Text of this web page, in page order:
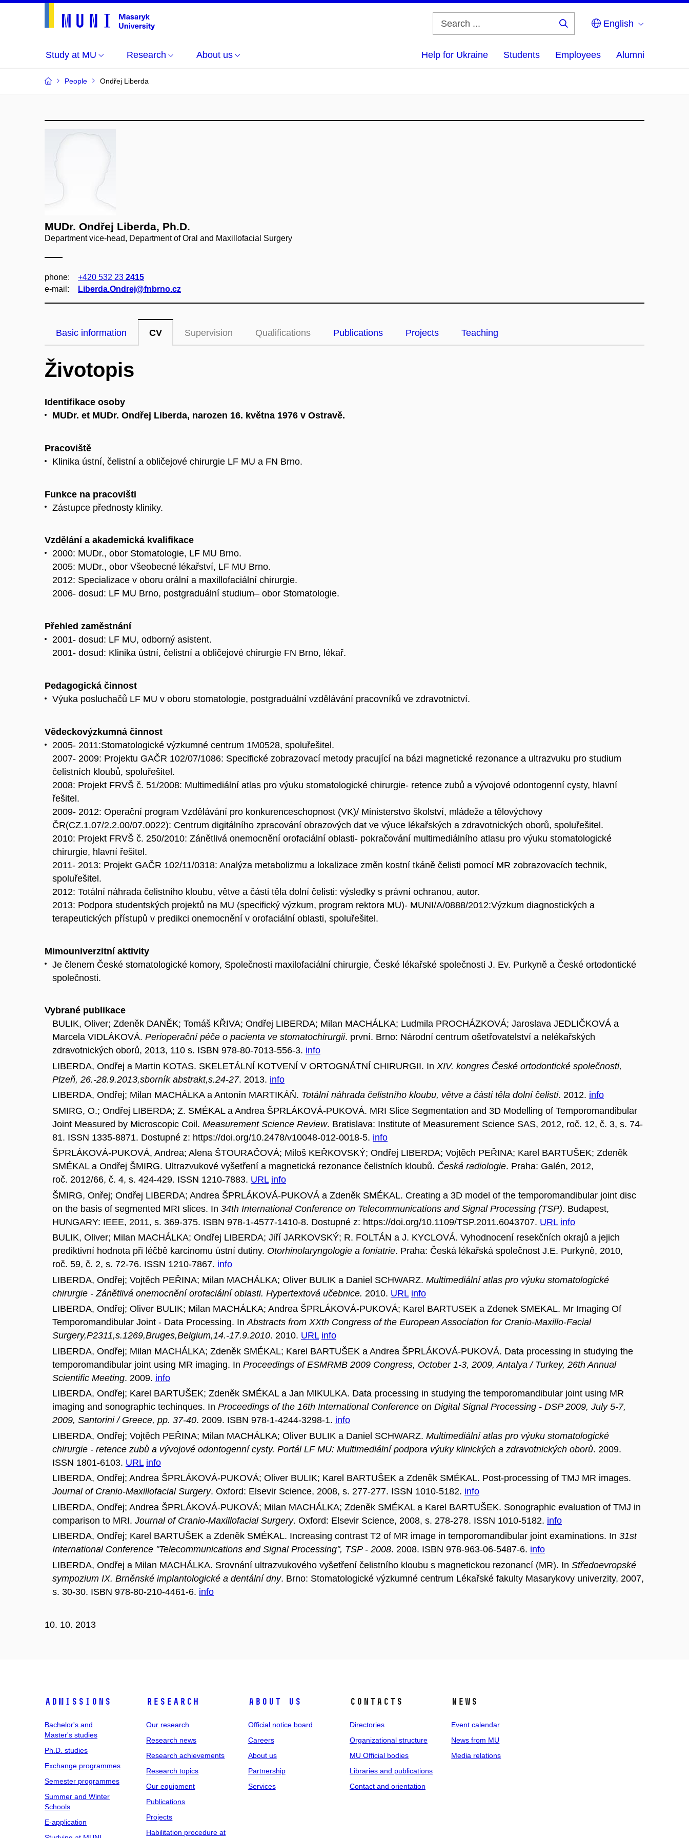
English
Study at MU Research About us Help for Ukraine Students Employees Alumni
People Ondřej Liberda
MUDr. Ondřej Liberda, Ph.D.
Department vice-head, Department of Oral and Maxillofacial Surgery
phone: +420 532 23 2415
e‑mail:
Liberda.Ondrej@fnbrno.cz
Basic information CV Supervision Qualifications Publications Projects Teaching
Životopis
Identifikace osoby
MUDr. et MUDr. Ondřej Liberda, narozen 16. května 1976 v Ostravě.
Pracoviště
Klinika ústní, čelistní a obličejové chirurgie LF MU a FN Brno.
Funkce na pracovišti
Zástupce přednosty kliniky.
Vzdělání a akademická kvalifikace
2000: MUDr., obor Stomatologie, LF MU Brno.
2005: MUDr., obor Všeobecné lékařství, LF MU Brno.
2012: Specializace v oboru orální a maxillofaciální chirurgie.
2006- dosud: LF MU Brno, postgraduální studium– obor Stomatologie.
Přehled zaměstnání
2001- dosud: LF MU, odborný asistent.
2001- dosud: Klinika ústní, čelistní a obličejové chirurgie FN Brno, lékař.
Pedagogická činnost
Výuka posluchačů LF MU v oboru stomatologie, postgraduální vzdělávání pracovníků ve zdravotnictví.
Vědeckovýzkumná činnost
2005- 2011:Stomatologické výzkumné centrum 1M0528, spoluřešitel.
2007- 2009: Projektu GAČR 102/07/1086: Specifické zobrazovací metody pracující na bázi magnetické rezonance a ultrazvuku pro studium
čelistních kloubů, spoluřešitel.
2008: Projekt FRVŠ č. 51/2008: Multimediální atlas pro výuku stomatologické chirurgie- retence zubů a vývojové odontogenní cysty, hlavní
řešitel.
2009- 2012: Operační program Vzdělávání pro konkurenceschopnost (VK)/ Ministerstvo školství, mládeže a tělovýchovy
ČR(CZ.1.07/2.2.00/07.0022): Centrum digitálního zpracování obrazových dat ve výuce lékařských a zdravotnických oborů, spoluřešitel.
2010: Projekt FRVŠ č. 250/2010: Zánětlivá onemocnění orofaciální oblasti- pokračování multimediálního atlasu pro výuku stomatologické
chirurgie, hlavní řešitel.
2011- 2013: Projekt GAČR 102/11/0318: Analýza metabolizmu a lokalizace změn kostní tkáně čelisti pomocí MR zobrazovacích technik,
spoluřešitel.
2012: Totální náhrada čelistního kloubu, větve a části těla dolní čelisti: výsledky s právní ochranou, autor.
2013: Podpora studentských projektů na MU (specifický výzkum, program rektora MU)- MUNI/A/0888/2012:Výzkum diagnostických a
terapeutických přístupů v predikci onemocnění v orofaciální oblasti, spoluřešitel.
Mimouniverzitní aktivity
Je členem České stomatologické komory, Společnosti maxilofaciální chirurgie, České lékařské společnosti J. Ev. Purkyně a České ortodontické
společnosti.
Vybrané publikace
BULIK, Oliver; Zdeněk DANĚK; Tomáš KŘIVA; Ondřej LIBERDA; Milan MACHÁLKA; Ludmila PROCHÁZKOVÁ; Jaroslava JEDLIČKOVÁ a
Marcela VIDLÁKOVÁ. Perioperační péče o pacienta ve stomatochirurgii. první. Brno: Národní centrum ošetřovatelství a nelékařských
zdravotnických oborů, 2013, 110 s. ISBN 978-80-7013-556-3. info
LIBERDA, Ondřej a Martin KOTAS. SKELETÁLNÍ KOTVENÍ V ORTOGNÁTNÍ CHIRURGII. In XIV. kongres České ortodontické společnosti,
Plzeň, 26.-28.9.2013,sborník abstrakt,s.24-27. 2013. info
LIBERDA, Ondřej; Milan MACHÁLKA a Antonín MARTIKÁŇ. Totální náhrada čelistního kloubu, větve a části těla dolní čelisti. 2012. info
SMIRG, O.; Ondřej LIBERDA; Z. SMÉKAL a Andrea ŠPRLÁKOVÁ-PUKOVÁ. MRI Slice Segmentation and 3D Modelling of Temporomandibular
Joint Measured by Microscopic Coil. Measurement Science Review. Bratislava: Institute of Measurement Science SAS, 2012, roč. 12, č. 3, s. 74-
81. ISSN 1335-8871. Dostupné z: https://doi.org/10.2478/v10048-012-0018-5. info
ŠPRLÁKOVÁ-PUKOVÁ, Andrea; Alena ŠTOURAČOVÁ; Miloš KEŘKOVSKÝ; Ondřej LIBERDA; Vojtěch PEŘINA; Karel BARTUŠEK; Zdeněk
SMÉKAL a Ondřej ŠMIRG. Ultrazvukové vyšetření a magnetická rezonance čelistních kloubů. Česká radiologie. Praha: Galén, 2012,
roč. 2012/66, č. 4, s. 424-429. ISSN 1210-7883. URL info
ŠMIRG, Onřej; Ondřej LIBERDA; Andrea ŠPRLÁKOVÁ-PUKOVÁ a Zdeněk SMÉKAL. Creating a 3D model of the temporomandibular joint disc
on the basis of segmented MRI slices. In 34th International Conference on Telecommunications and Signal Processing (TSP). Budapest,
HUNGARY: IEEE, 2011, s. 369-375. ISBN 978-1-4577-1410-8. Dostupné z: https://doi.org/10.1109/TSP.2011.6043707. URL info
BULIK, Oliver; Milan MACHÁLKA; Ondřej LIBERDA; Jiří JARKOVSKÝ; R. FOLTÁN a J. KYCLOVÁ. Vyhodnocení resekčních okrajů a jejich
prediktivní hodnota při léčbě karcinomu ústní dutiny. Otorhinolaryngologie a foniatrie. Praha: Česká lékařská společnost J.E. Purkyně, 2010,
roč. 59, č. 2, s. 72-76. ISSN 1210-7867. info
LIBERDA, Ondřej; Vojtěch PEŘINA; Milan MACHÁLKA; Oliver BULIK a Daniel SCHWARZ. Multimediální atlas pro výuku stomatologické
chirurgie - Zánětlivá onemocnění orofaciální oblasti. Hypertextová učebnice. 2010. URL info
LIBERDA, Ondřej; Oliver BULIK; Milan MACHÁLKA; Andrea ŠPRLÁKOVÁ-PUKOVÁ; Karel BARTUSEK a Zdenek SMEKAL. Mr Imaging Of
Temporomandibular Joint - Data Processing. InAbstracts from XXth Congress of the European Association for Cranio-Maxillo-Facial
Surgery,P2311,s.1269,Bruges,Belgium,14.-17.9.2010. 2010. URL info
LIBERDA, Ondřej; Milan MACHÁLKA; Zdeněk SMÉKAL; Karel BARTUŠEK a Andrea ŠPRLÁKOVÁ-PUKOVÁ. Data processing in studying the
temporomandibular joint using MR imaging. In Proceedings of ESMRMB 2009 Congress, October 1-3, 2009, Antalya / Turkey, 26th Annual
Scientific Meeting. 2009. info
LIBERDA, Ondřej; Karel BARTUŠEK; Zdeněk SMÉKAL a Jan MIKULKA. Data processing in studying the temporomandibular joint using MR
imaging and sonographic techinques. In Proceedings of the 16th International Conference on Digital Signal Processing - DSP 2009, July 5-7,
2009, Santorini / Greece, pp. 37-40. 2009. ISBN 978-1-4244-3298-1. info
LIBERDA, Ondřej; Vojtěch PEŘINA; Milan MACHÁLKA; Oliver BULIK a Daniel SCHWARZ. Multimediální atlas pro výuku stomatologické
chirurgie - retence zubů a vývojové odontogenní cysty. Portál LF MU: Multimediální podpora výuky klinických a zdravotnických oborů. 2009.
ISSN 1801-6103. URL info
LIBERDA, Ondřej; Andrea ŠPRLÁKOVÁ-PUKOVÁ; Oliver BULIK; Karel BARTUŠEK a Zdeněk SMÉKAL. Post-processing of TMJ MR images.
Journal of Cranio-Maxillofacial Surgery. Oxford: Elsevir Science, 2008, s. 277-277. ISSN 1010-5182. info
LIBERDA, Ondřej; Andrea ŠPRLÁKOVÁ-PUKOVÁ; Milan MACHÁLKA; Zdeněk SMÉKAL a Karel BARTUŠEK. Sonographic evaluation of TMJ in
comparison to MRI. Journal of Cranio-Maxillofacial Surgery. Oxford: Elsevir Science, 2008, s. 278-278. ISSN 1010-5182. info
LIBERDA, Ondřej; Karel BARTUŠEK a Zdeněk SMÉKAL. Increasing contrast T2 of MR image in temporomandibular joint examinations. In 31st
International Conference "Telecommunications and Signal Processing", TSP - 2008. 2008. ISBN 978-963-06-5487-6. info
LIBERDA, Ondřej a Milan MACHÁLKA. Srovnání ultrazvukového vyšetření čelistního kloubu s magnetickou rezonancí (MR). In Středoevropské
sympozium IX. Brněnské implantologické a dentální dny. Brno: Stomatologické výzkumné centrum Lékařské fakulty Masarykovy univerzity, 2007,
s. 30-30. ISBN 978-80-210-4461-6. info
10. 10. 2013
Admissions
Bachelor's and
Master's studies
Ph.D. studies
Exchange programmes
Semester programmes
Summer and Winter
Schools
E-application
Research
Our research
Research news
Research achievements
Research topics
Our equipment
Publications
Projects
Habilitation procedure at
About us
Official notice board
Careers
About us
Partnership
Services
Contacts
Directories
Organizational structure
MU Official bodies
Libraries and publications
Contact and orientation
News
Event calendar
News from MU
Media relations